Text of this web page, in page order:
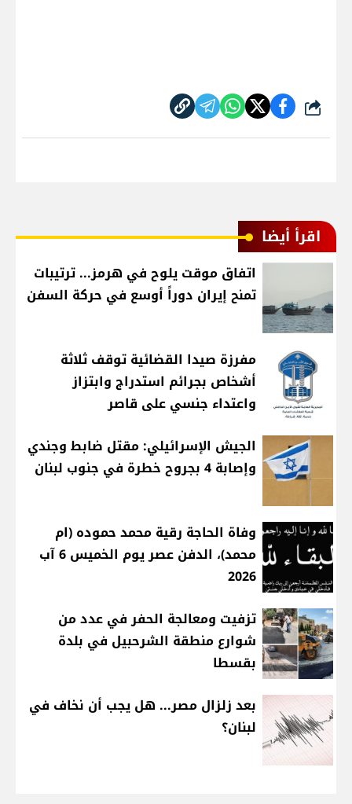
شارك
اقرأ أيضا
اتفاق موقت يلوح في هرمز... ترتيبات
تمنح إيران دوراً أوسع في حركة السفن
مفرزة صيدا القضائية توقف ثلاثة
أشخاص بجرائم استدراج وابتزاز
واعتداء جنسي على قاصر
الجيش الإسرائيلي: مقتل ضابط وجندي
وإصابة 4 بجروح خطرة في جنوب لبنان
وفاة الحاجة رقية محمد حموده (ام
محمد)، الدفن عصر يوم الخميس 6 آب
2026
تزفيت ومعالجة الحفر في عدد من
شوارع منطقة الشرحبيل في بلدة
بقسطا
بعد زلزال مصر... هل يجب أن نخاف في
لبنان؟